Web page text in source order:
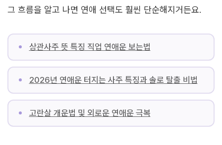
그 흐름을 알고 나면 연애 선택도 훨씬 단순해지거든요.
상관사주 뜻 특징 직업 연애운 보는법
2026년 연애운 터지는 사주 특징과 솔로 탈출 비법
고란살 개운법 및 외로운 연애운 극복